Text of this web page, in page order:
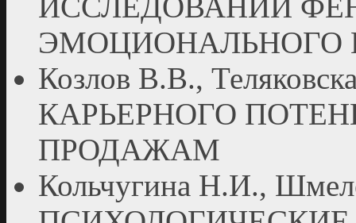
ИССЛЕДОВАНИИ
ЭМОЦИОНАЛЬНОГО
Козлов В.В.,
КАРЬЕРНОГО
ПРОДАЖАМ
Кольчугина Н.И.,